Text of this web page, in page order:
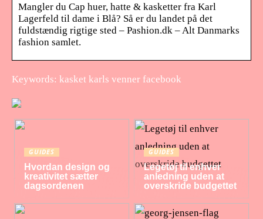
Mangler du Cap huer, hatte & kasketter fra Karl
Lagerfeld til dame i Blå? Så er du landet på det
fuldstændig rigtige sted – Pashion.dk – Alt Danmarks
fashion samlet.
Keywords: kasket karls venner facebook
GUIDES
Hvordan design og
kreativitet sætter
dagsordenen
GUIDES
Legetøj til enhver
anledning uden at
overskride budgettet